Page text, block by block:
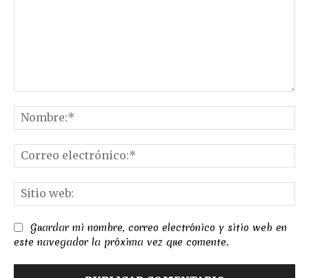
Guardar mi nombre, correo electrónico y sitio web en
este navegador la próxima vez que comente.